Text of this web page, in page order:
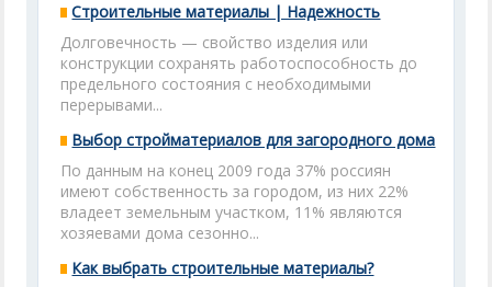
Строительные материалы | Надежность
Долговечность — свойство изделия или
конструкции сохранять работоспособность до
предельного состояния с необходимыми
перерывами...
Выбор стройматериалов для загородного дома
По данным на конец 2009 года 37% россиян
имеют собственность за городом, из них 22%
владеет земельным участком, 11% являются
хозяевами дома сезонно...
Как выбрать строительные материалы?